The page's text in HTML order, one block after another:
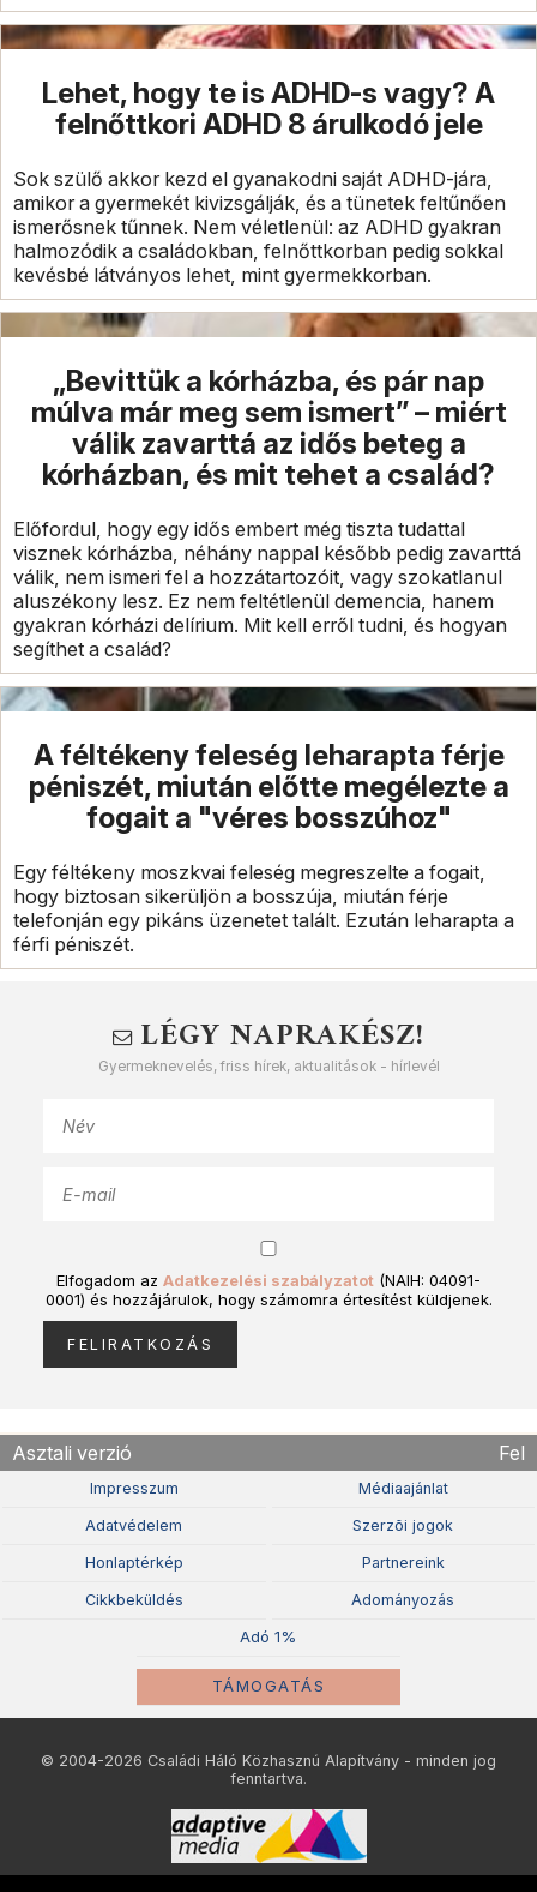
Lehet, hogy te is ADHD-s vagy? A
felnőttkori ADHD 8 árulkodó jele
Sok szülő akkor kezd el gyanakodni saját ADHD-jára,
amikor a gyermekét kivizsgálják, és a tünetek feltűnően
ismerősnek tűnnek. Nem véletlenül: az ADHD gyakran
halmozódik a családokban, felnőttkorban pedig sokkal
kevésbé látványos lehet, mint gyermekkorban.
„Bevittük a kórházba, és pár nap
múlva már meg sem ismert” – miért
válik zavarttá az idős beteg a
kórházban, és mit tehet a család?
Előfordul, hogy egy idős embert még tiszta tudattal
visznek kórházba, néhány nappal később pedig zavarttá
válik, nem ismeri fel a hozzátartozóit, vagy szokatlanul
aluszékony lesz. Ez nem feltétlenül demencia, hanem
gyakran kórházi delírium. Mit kell erről tudni, és hogyan
segíthet a család?
A féltékeny feleség leharapta férje
péniszét, miután előtte megélezte a
fogait a "véres bosszúhoz"
Egy féltékeny moszkvai feleség megreszelte a fogait,
hogy biztosan sikerüljön a bosszúja, miután férje
telefonján egy pikáns üzenetet talált. Ezután leharapta a
férfi péniszét.
LÉGY NAPRAKÉSZ!
Gyermeknevelés, friss hírek, aktualitások - hírlevél
Elfogadom az Adatkezelési szabályzatot (NAIH: 04091-
0001) és hozzájárulok, hogy számomra értesítést küldjenek.
Asztali verzió Fel
Impresszum Médiaajánlat
Adatvédelem Szerzõi jogok
Honlaptérkép Partnereink
Cikkbeküldés Adományozás
Adó 1%
TÁMOGATÁS
© 2004-2026 Családi Háló Közhasznú Alapítvány - minden jog
fenntartva.